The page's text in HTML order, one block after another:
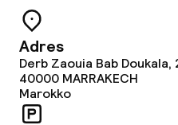
Eet- en drinkdiensten
Ontbijt
Adres
Derb Zaouia Bab Doukala,
40000 MARRAKECH
Marokko